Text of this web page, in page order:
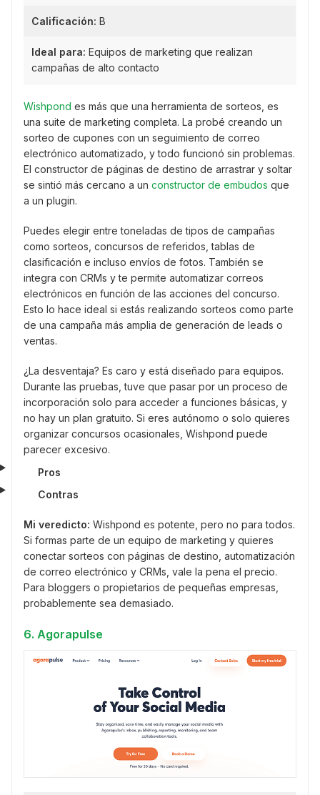
Calificación: B
Ideal para: Equipos de marketing que realizan
campañas de alto contacto
Wishpond es más que una herramienta de sorteos, es
una suite de marketing completa. La probé creando un
sorteo de cupones con un seguimiento de correo
electrónico automatizado, y todo funcionó sin problemas.
El constructor de páginas de destino de arrastrar y soltar
se sintió más cercano a un constructor de embudos que
a un plugin.
Puedes elegir entre toneladas de tipos de campañas
como sorteos, concursos de referidos, tablas de
clasificación e incluso envíos de fotos. También se
integra con CRMs y te permite automatizar correos
electrónicos en función de las acciones del concurso.
Esto lo hace ideal si estás realizando sorteos como parte
de una campaña más amplia de generación de leads o
ventas.
¿La desventaja? Es caro y está diseñado para equipos.
Durante las pruebas, tuve que pasar por un proceso de
incorporación solo para acceder a funciones básicas, y
no hay un plan gratuito. Si eres autónomo o solo quieres
organizar concursos ocasionales, Wishpond puede
parecer excesivo.
Pros
Contras
Mi veredicto: Wishpond es potente, pero no para todos.
Si formas parte de un equipo de marketing y quieres
conectar sorteos con páginas de destino, automatización
de correo electrónico y CRMs, vale la pena el precio.
Para bloggers o propietarios de pequeñas empresas,
probablemente sea demasiado.
6. Agorapulse